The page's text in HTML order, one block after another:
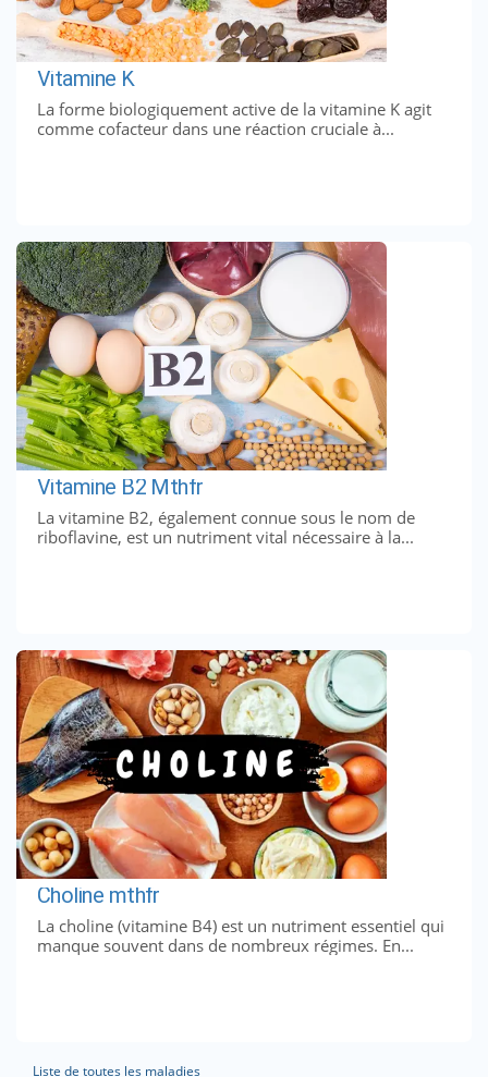
Vitamine K
La forme biologiquement active de la vitamine K agit
comme cofacteur dans une réaction cruciale à...
Vitamine B2 Mthfr
La vitamine B2, également connue sous le nom de
riboflavine, est un nutriment vital nécessaire à la...
Choline mthfr
La choline (vitamine B4) est un nutriment essentiel qui
manque souvent dans de nombreux régimes. En...
Liste de toutes les maladies